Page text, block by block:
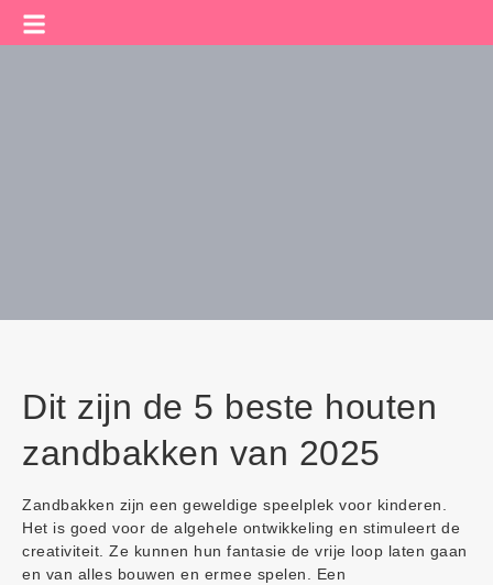
Dit zijn de 5 beste houten
zandbakken van 2025
Zandbakken zijn een geweldige speelplek voor kinderen.
Het is goed voor de algehele ontwikkeling en stimuleert de
creativiteit. Ze kunnen hun fantasie de vrije loop laten gaan
en van alles bouwen en ermee spelen. Een